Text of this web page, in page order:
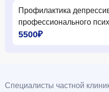
Профилактика
профессионального
5500₽
Специалисты частной